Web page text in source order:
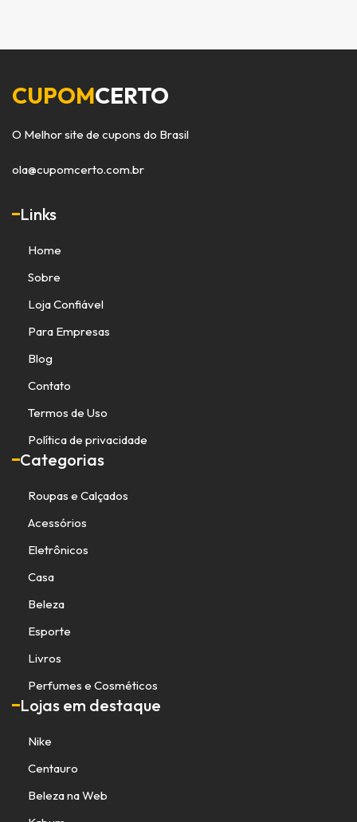
CUPOMCERTO
O Melhor site de cupons do Brasil
ola@cupomcerto.com.br
Links
Home
Sobre
Loja Confiável
Para Empresas
Blog
Contato
Termos de Uso
Política de privacidade
Categorias
Roupas e Calçados
Acessórios
Eletrônicos
Casa
Beleza
Esporte
Livros
Perfumes e Cosméticos
Lojas em destaque
Nike
Centauro
Beleza na Web